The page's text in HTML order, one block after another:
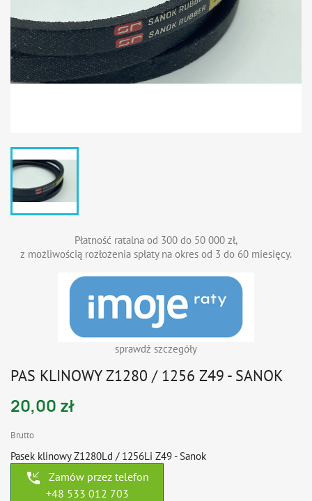
Płatność ratalna od 300 do 50 000 zł,
z możliwością rozłożenia spłaty na okres od 3 do 60 miesięcy.
sprawdź szczegóły
PAS KLINOWY Z1280 / 1256 Z49 - SANOK
20,00 zł
Brutto
Pasek klinowy Z1280Ld / 1256Li Z49 - Sanok
phone_callback
Zamów przez telefon
+48 533 012 703